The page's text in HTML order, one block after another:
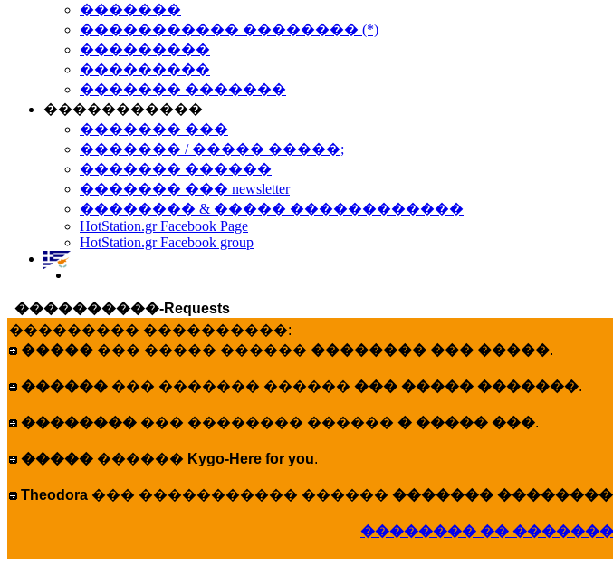
�������
����������� �������� (*)
���������
���������
������� �������
�����������
������� ���
������� / ����� �����;
������� ������
������� ��� newsletter
�������� & ����� ������������
HotStation.gr Facebook Page
HotStation.gr Facebook group
����������-Requests
��������� ����������:
����� ��� ����� ������ �������� ��� �����.
������ ��� ������� ������ ��� ����� �������.
�������� ��� �������� ������ � ����� ���.
����� ������ Kygo-Here for you.
Theodora ��� ����������� ������ �������
�������� ��